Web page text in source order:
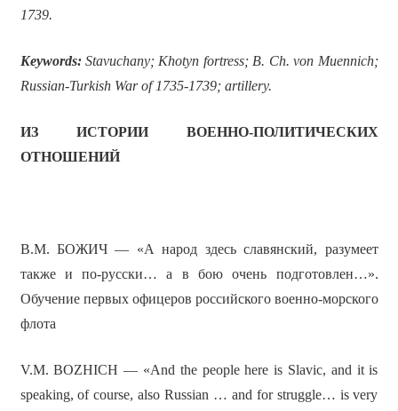
1739.
Keywords:Stavuchany; Khotyn fortress; B. Ch. von Muennich;
Russian-Turkish War of 1735-1739; artillery.
ИЗ ИСТОРИИ ВОЕННО-ПОЛИТИЧЕСКИХ
ОТНОШЕНИЙ
В.М. БОЖИЧ — «А народ здесь славянский, разумеет
также и по-русски… а в бою очень подготовлен…».
Обучение первых офицеров российского военно-морского
флота
V.M. BOZHICH — «And the people here is Slavic, and it is
speaking, of course, also Russian … and for struggle… is very